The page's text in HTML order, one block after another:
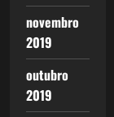
novembro
2019
outubro
2019